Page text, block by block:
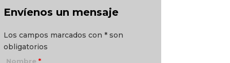
Envíenos un mensaje
Los campos marcados con * son
obligatorios
Nombre *